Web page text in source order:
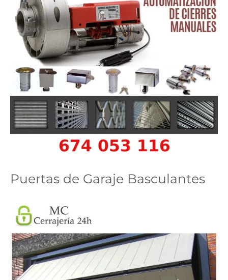
Puertas de Garaje Basculantes